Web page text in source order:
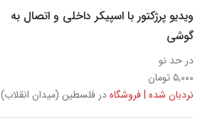
ویدیو پرژکتور با اسپیکر داخلی و اتصال به
گوشی
در حد نو
۵,۰۰۰ تومان
نردبان شده | فروشگاهدر فلسطین (میدان انقلاب)